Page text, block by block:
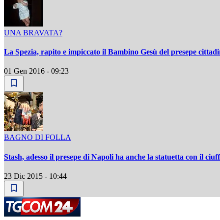
UNA BRAVATA?
La Spezia, rapito e impiccato il Bambino Gesù del presepe
01 Gen 2016 - 09:23
BAGNO DI FOLLA
Stash, adesso il presepe di Napoli ha anche la statuetta con il
23 Dic 2015 - 10:44